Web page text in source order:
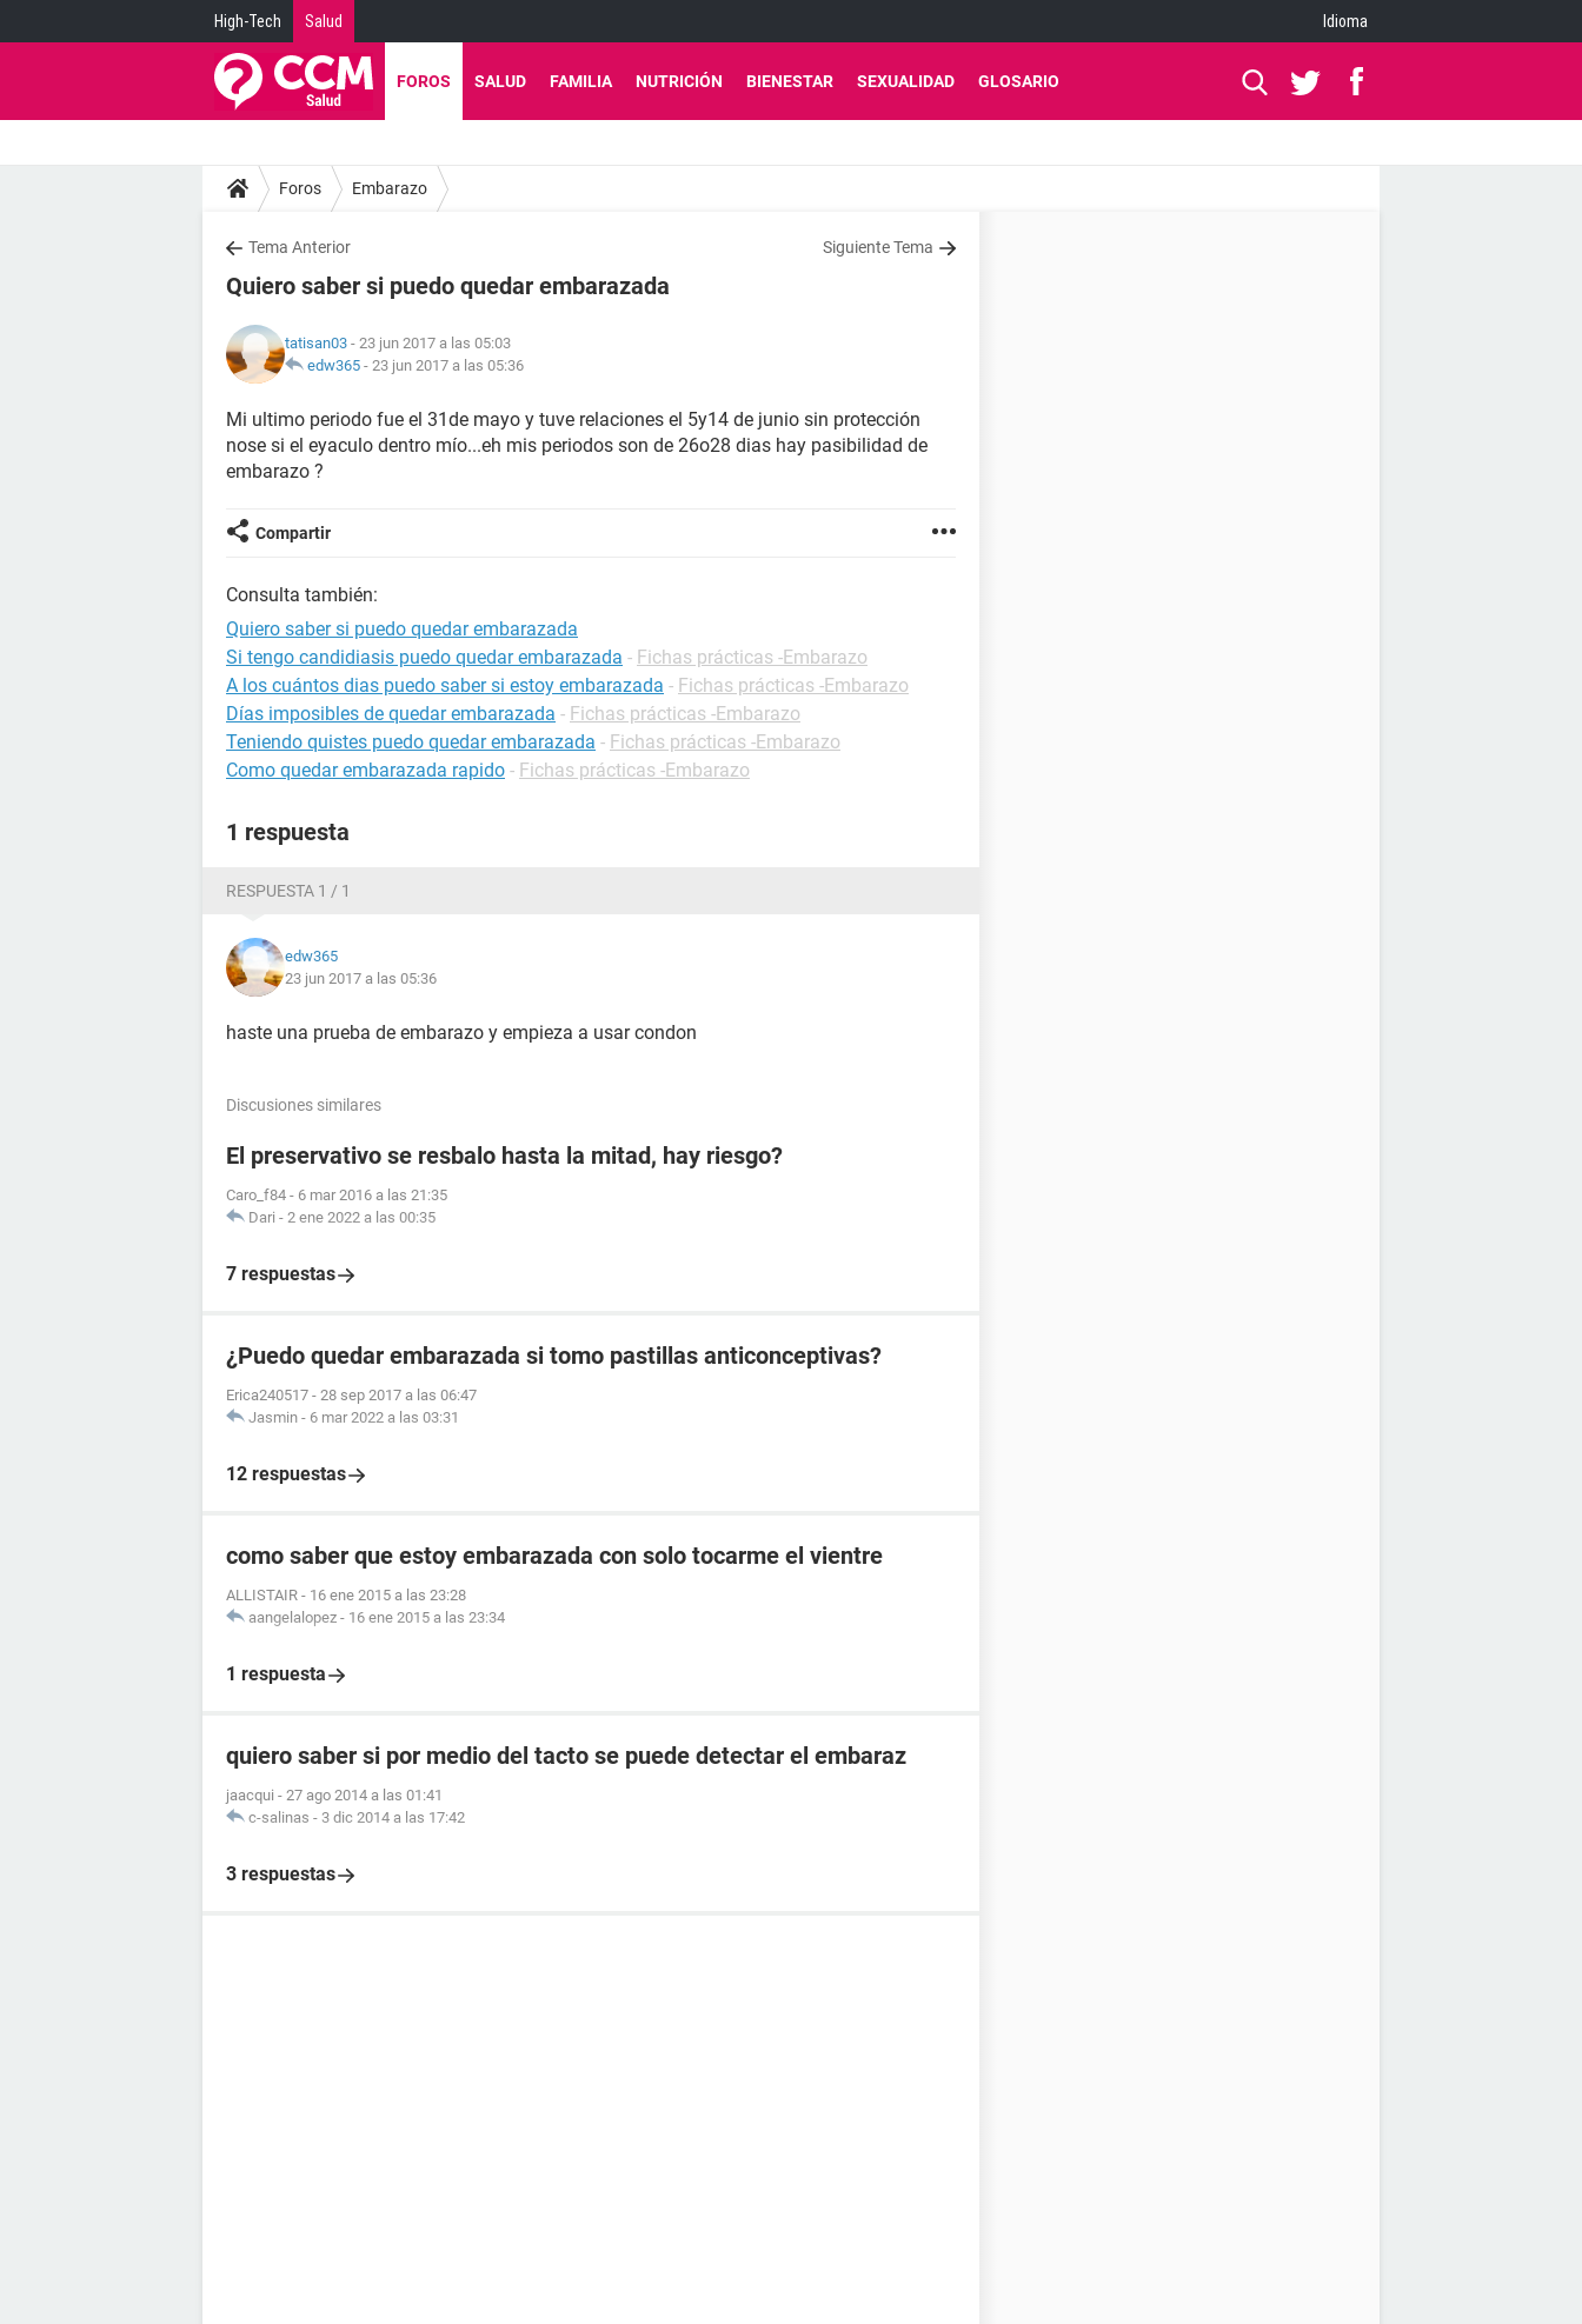
High-Tech Salud Idioma
FOROS SALUD FAMILIA NUTRICIÓN BIENESTAR SEXUALIDAD GLOSARIO
Foros Embarazo
Tema Anterior Siguiente Tema
Quiero saber si puedo quedar embarazada
tatisan03 - 23 jun 2017 a las 05:03
edw365 - 23 jun 2017 a las 05:36
Mi ultimo periodo fue el 31de mayo y tuve relaciones el 5y14 de junio sin protección
nose si el eyaculo dentro mío...eh mis periodos son de 26o28 dias hay pasibilidad de
embarazo ?
Compartir
Consulta también:
Quiero saber si puedo quedar embarazada
Si tengo candidiasis puedo quedar embarazada - Fichas prácticas -Embarazo
A los cuántos dias puedo saber si estoy embarazada - Fichas prácticas -Embarazo
Días imposibles de quedar embarazada - Fichas prácticas -Embarazo
Teniendo quistes puedo quedar embarazada - Fichas prácticas -Embarazo
Como quedar embarazada rapido - Fichas prácticas -Embarazo
1 respuesta
RESPUESTA 1 / 1
edw365
23 jun 2017 a las 05:36
haste una prueba de embarazo y empieza a usar condon
Discusiones similares
El preservativo se resbalo hasta la mitad, hay riesgo?
Caro_f84 - 6 mar 2016 a las 21:35
Dari - 2 ene 2022 a las 00:35
7 respuestas
¿Puedo quedar embarazada si tomo pastillas anticonceptivas?
Erica240517 - 28 sep 2017 a las 06:47
Jasmin - 6 mar 2022 a las 03:31
12 respuestas
como saber que estoy embarazada con solo tocarme el vientre
ALLISTAIR - 16 ene 2015 a las 23:28
aangelalopez - 16 ene 2015 a las 23:34
1 respuesta
quiero saber si por medio del tacto se puede detectar el embaraz
jaacqui - 27 ago 2014 a las 01:41
c-salinas - 3 dic 2014 a las 17:42
3 respuestas